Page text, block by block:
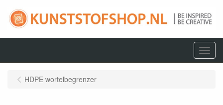
Menu
HDPE wortelbegrenzer